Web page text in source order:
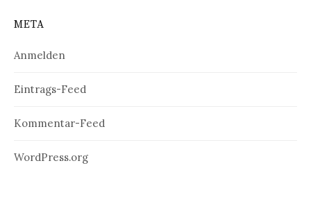
META
Anmelden
Eintrags-Feed
Kommentar-Feed
WordPress.org